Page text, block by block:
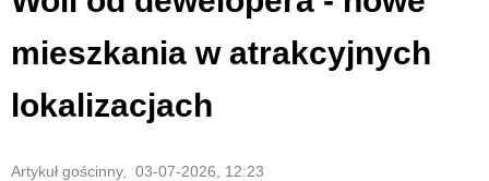
mieszkania w atrakcyjnych
lokalizacjach
Artykuł gościnny, 03-07-2026, 12:23